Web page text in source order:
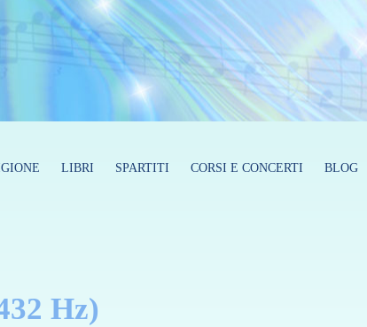
LIBRI SPARTITI CORSI E CONCERTI BLOG
Hz)